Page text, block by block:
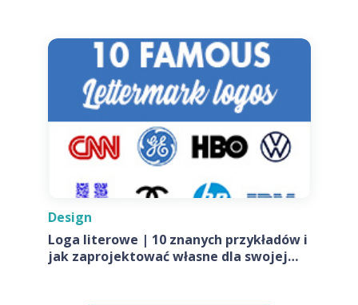
Design
Loga literowe | 10 znanych przykładów i
jak zaprojektować własne dla swojej